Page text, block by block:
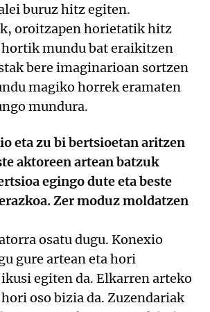
buruz hitz egiten.
oroitzapen horietatik hitz
hortik mundu bat eraikitzen
bere imaginarioan sortzen
magiko horrek eramaten
mundura.
eta zu bi bertsioetan aritzen
aktoreen artean batzuk
egingo dute eta beste
Zer moduz moldatzen
osatu dugu. Konexio
gure artean eta hori
egiten da. Elkarren arteko
oso bizia da. Zuzendariak